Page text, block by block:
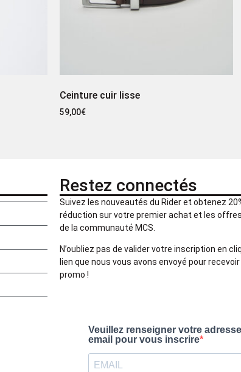
Ceinture cuir lisse
59,00€
Restez connectés
Suivez les nouveautés du Rider et obtenez
réduction sur votre premier achat et les
de la communauté MCS.
N’oubliez pas de valider votre inscription en
lien que nous vous avons envoyé pour
promo !
Veuillez renseigner votre adresse
email pour vous inscrire